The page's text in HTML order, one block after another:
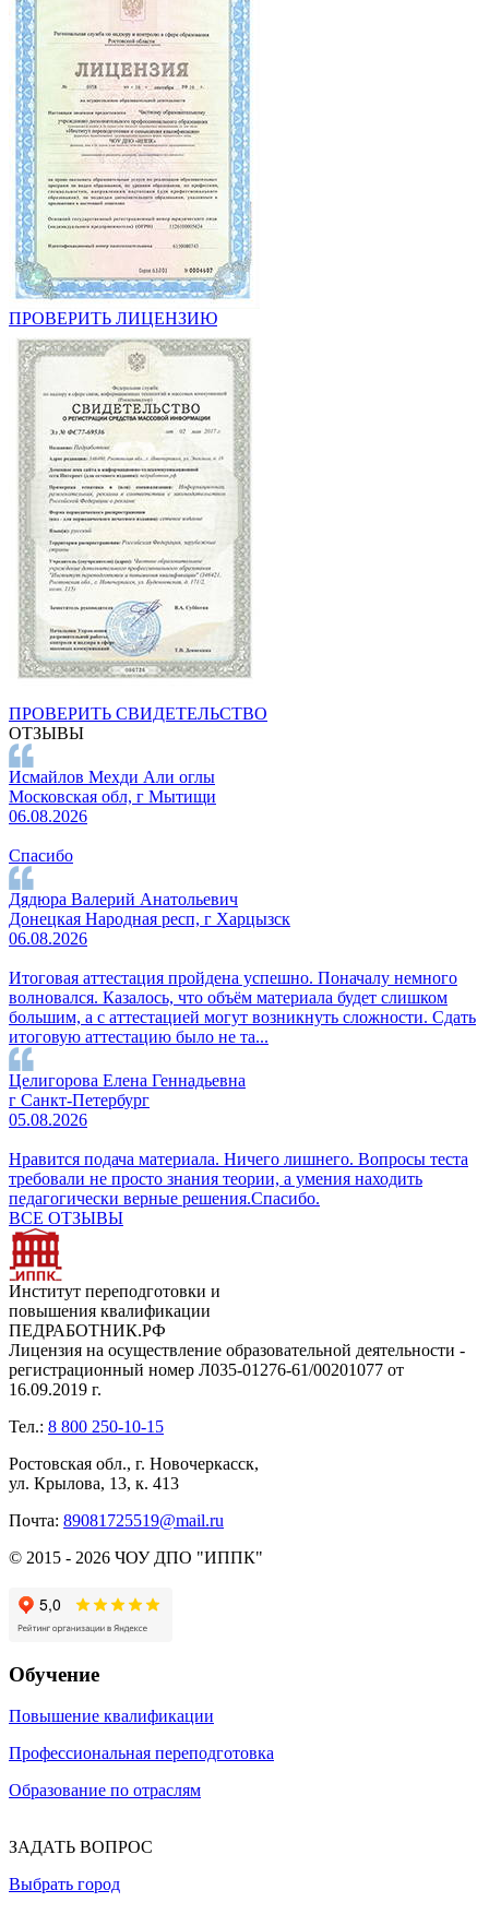
ПРОВЕРИТЬ ЛИЦЕНЗИЮ
ПРОВЕРИТЬ СВИДЕТЕЛЬСТВО
ОТЗЫВЫ
Исмайлов Мехди Али оглы
Московская обл, г Мытищи
06.08.2026
Спасибо
Дядюра Валерий Анатольевич
Донецкая Народная респ, г Харцызск
06.08.2026
Итоговая аттестация пройдена успешно. Поначалу немного
волновался. Казалось, что объём материала будет слишком
большим, а с аттестацией могут возникнуть сложности. Сдать
итоговую аттестацию было не та...
Целигорова Елена Геннадьевна
г Санкт-Петербург
05.08.2026
Нравится подача материала. Ничего лишнего. Вопросы теста
требовали не просто знания теории, а умения находить
педагогически верные решения.Спасибо.
ВСЕ ОТЗЫВЫ
Институт переподготовки и
повышения квалификации
ПЕДРАБОТНИК.РФ
Лицензия на осуществление образовательной деятельности -
регистрационный номер Л035-01276-61/00201077 от
16.09.2019 г.
Тел.: 8 800 250-10-15
Ростовская обл., г. Новочеркасск,
ул. Крылова, 13, к. 413
Почта: 89081725519@mail.ru
© 2015 - 2026 ЧОУ ДПО "ИППК"
Обучение
Повышение квалификации
Профессиональная переподготовка
Образование по отраслям
ЗАДАТЬ ВОПРОС
Выбрать город